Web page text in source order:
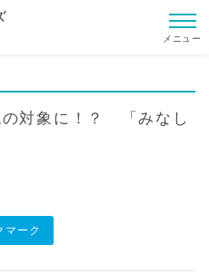
メニュー
の対象に！？ 「みなし
マーク